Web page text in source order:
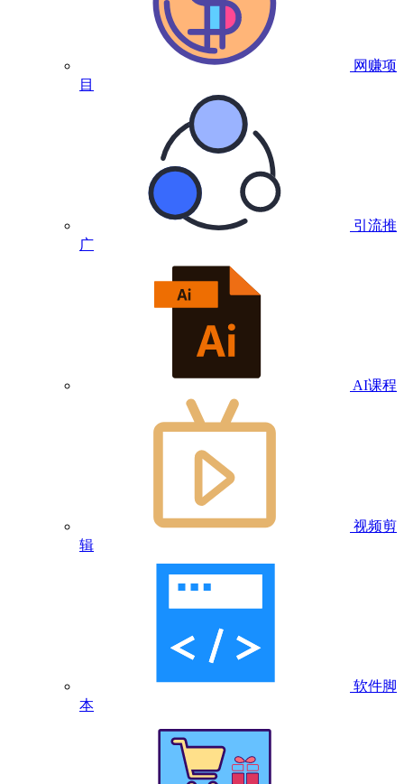
网赚项
目
引流推
广
AI课程
视频剪
辑
软件脚
本